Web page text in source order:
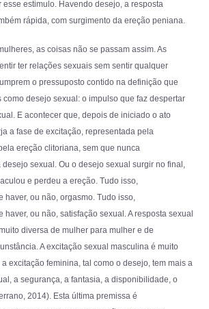
esse estimulo. Havendo desejo, a resposta
rápida, com surgimento da ereção peniana.
as coisas não se passam assim. As
ter relações sexuais sem sentir qualquer
o pressuposto contido na definição que
como desejo sexual: o impulso que faz despertar
E acontecer que, depois de iniciado o ato
a fase de excitação, representada pela
ereção clitoriana, sem que nunca
sexual. Ou o desejo sexual surgir no final,
e perdeu a ereção. Tudo isso,
haver, ou não, orgasmo. Tudo isso,
ou não, satisfação sexual. A resposta sexual
diversa de mulher para mulher e de
A excitação sexual masculina é muito
excitação feminina, tal como o desejo, tem mais a
a segurança, a fantasia, a disponibilidade, o
2014). Esta última premissa é